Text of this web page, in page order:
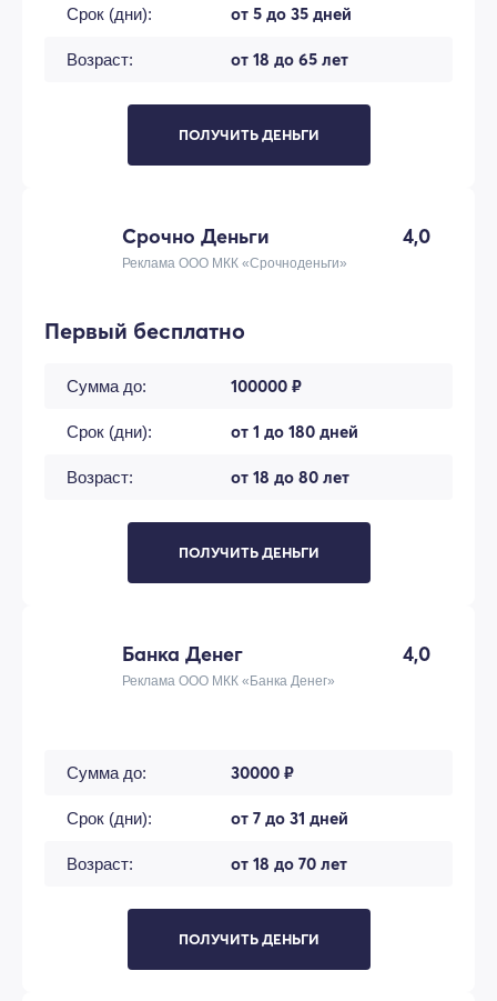
Срок (дни): от 5 до 35 дней
Возраст: от 18 до 65 лет
ПОЛУЧИТЬ ДЕНЬГИ
Срочно Деньги 4,0
Реклама ООО МКК «Срочноденьги»
Первый бесплатно
Сумма до: 100000 ₽
Срок (дни): от 1 до 180 дней
Возраст: от 18 до 80 лет
ПОЛУЧИТЬ ДЕНЬГИ
Банка Денег 4,0
Реклама ООО МКК «Банка Денег»
Сумма до: 30000 ₽
Срок (дни): от 7 до 31 дней
Возраст: от 18 до 70 лет
ПОЛУЧИТЬ ДЕНЬГИ